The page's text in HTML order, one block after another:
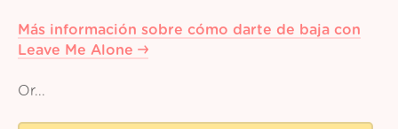
Más información sobre cómo darte de baja con
Leave Me Alone
Or...